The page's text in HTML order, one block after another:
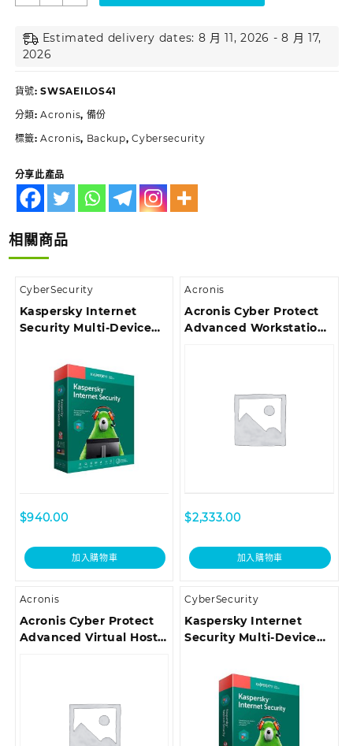
Estimated delivery dates: 8 月 11, 2026 - 8 月 17,
2026
貨號:SWSAEILOS41
分類:Acronis, 備份
標籤:Acronis, Backup,Cybersecurity
分享此產品
相關商品
CyberSecurity
Kaspersky Internet
Security Multi-Device
(SOFBOXKISMD3U3Y)
$940.00
加入購物車
Acronis
Acronis Cyber Protect
Advanced Workstation
$2,333.00
加入購物車
Acronis
Acronis Cyber Protect
Advanced Virtual Host
CyberSecurity
Kaspersky Internet
Security Multi-Device
(SOFBOXKISMD5U3Y)